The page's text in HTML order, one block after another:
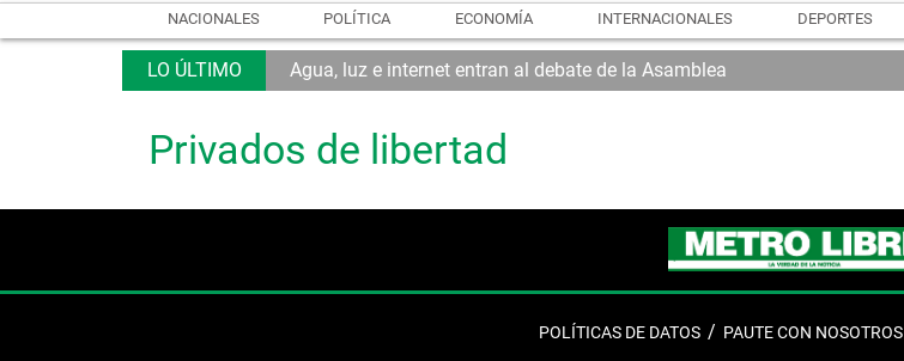
NACIONALES POLÍTICA ECONOMÍA INTERNACIONALES DEPORTES
Agua, luz e internet entran al debate de la Asamblea
Privados de libertad
POLÍTICAS DE DATOS PAUTE CON NOSOTROS